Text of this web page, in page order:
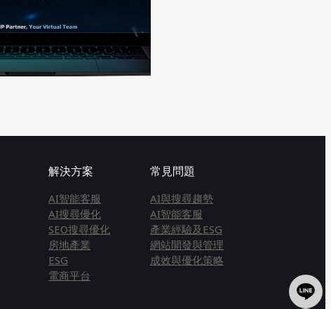
解決方案
AI智能客服
AI搜尋優化
SEO搜尋優化
房地產業
ESG
電商平台
常見問題
AI與搜尋趨勢
AI智能客服
產業經驗及ESG
網站開發與管理
成效與優化策略